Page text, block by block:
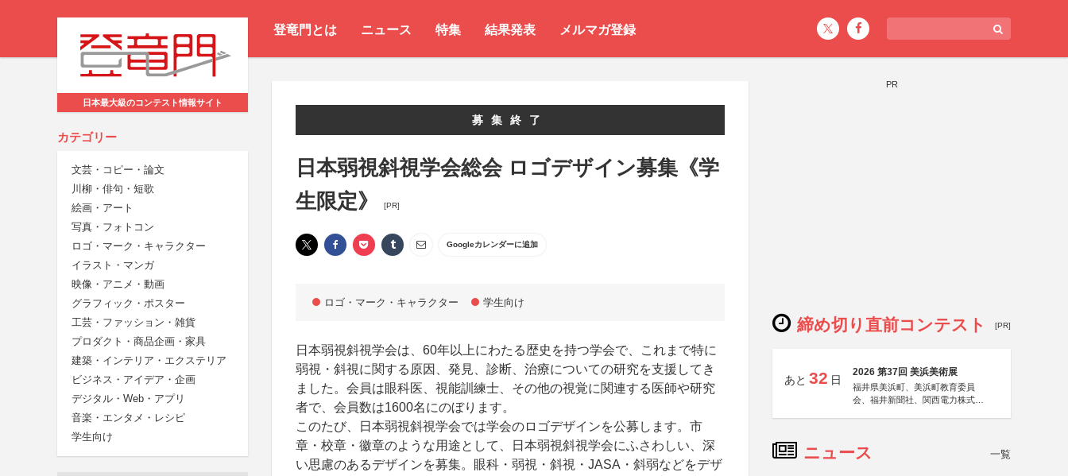
登竜門とは ニュース 特集 結果発表 メルマガ登録
日本最大級のコンテスト情報サイト
カテゴリー
文芸・コピー・論文
川柳・俳句・短歌
絵画・アート
写真・フォトコン
ロゴ・マーク・キャラクター
イラスト・マンガ
映像・アニメ・動画
グラフィック・ポスター
工芸・ファッション・雑貨
プロダクト・商品企画・家具
建築・インテリア・エクステリア
ビジネス・アイデア・企画
デジタル・Web・アプリ
音楽・エンタメ・レシピ
学生向け
募集終了
日本弱視斜視学会総会 ロゴデザイン募集《学
生限定》
[PR]
Googleカレンダーに追加
ロゴ・マーク・キャラクター 学生向け
日本弱視斜視学会は、60年以上にわたる歴史を持つ学会で、これまで特に
弱視・斜視に関する原因、発見、診断、治療についての研究を支援してき
ました。会員は眼科医、視能訓練士、その他の視覚に関連する医師や研究
者で、会員数は1600名にのぼります。
このたび、日本弱視斜視学会では学会のロゴデザインを公募します。市
章・校章・徽章のような用途として、日本弱視斜視学会にふさわしい、深
い思慮のあるデザインを募集。眼科・弱視・斜視・JASA・斜弱などをデザ
PR
締め切り直前コンテスト [PR]
あと 32 日
2026 第37回 美浜美術展
福井県美浜町、美浜町教育委員
会、福井新聞社、関西電力株式会
ニュース 一覧